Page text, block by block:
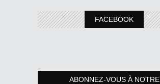
FACEBOOK
ABONNEZ-VOUS À NOTRE